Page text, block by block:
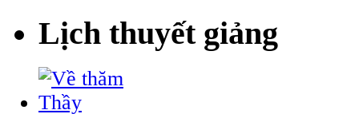
Lịch thuyết giảng